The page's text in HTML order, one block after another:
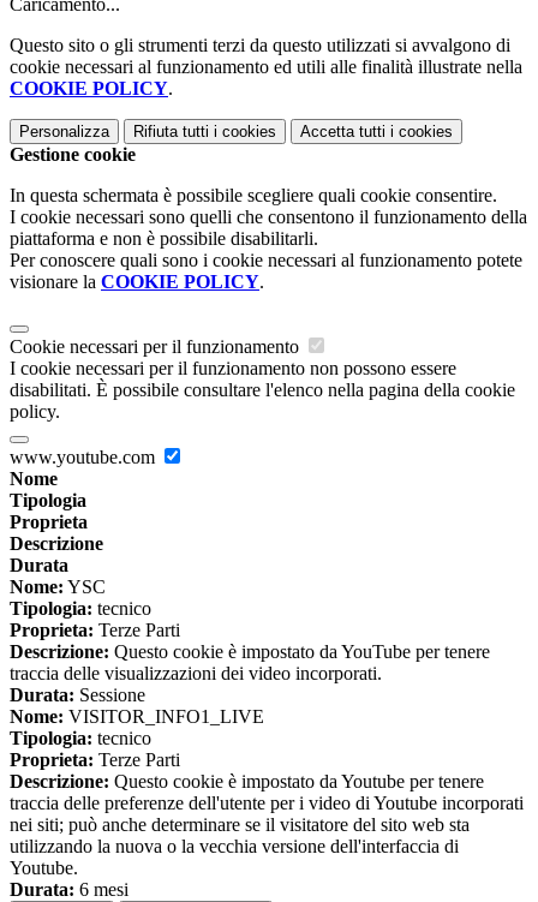
Caricamento...
Questo sito o gli strumenti terzi da questo utilizzati si avvalgono di
cookie necessari al funzionamento ed utili alle finalità illustrate nella
COOKIE POLICY.
Personalizza Rifiuta tutti i cookies Accetta tutti i cookies
Gestione cookie
In questa schermata è possibile scegliere quali cookie consentire.
I cookie necessari sono quelli che consentono il funzionamento della
piattaforma e non è possibile disabilitarli.
Per conoscere quali sono i cookie necessari al funzionamento potete
visionare la COOKIE POLICY.
Cookie necessari per il funzionamento
I cookie necessari per il funzionamento non possono essere
disabilitati. È possibile consultare l'elenco nella pagina della cookie
policy.
www.youtube.com
Nome
Tipologia
Proprieta
Descrizione
Durata
Nome: YSC
Tipologia: tecnico
Proprieta: Terze Parti
Descrizione: Questo cookie è impostato da YouTube per tenere
traccia delle visualizzazioni dei video incorporati.
Durata: Sessione
Nome: VISITOR_INFO1_LIVE
Tipologia: tecnico
Proprieta: Terze Parti
Descrizione: Questo cookie è impostato da Youtube per tenere
traccia delle preferenze dell'utente per i video di Youtube incorporati
nei siti; può anche determinare se il visitatore del sito web sta
utilizzando la nuova o la vecchia versione dell'interfaccia di
Youtube.
Durata: 6 mesi